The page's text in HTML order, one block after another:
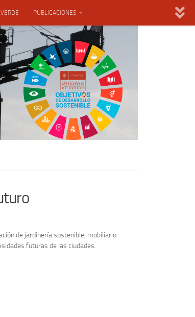
PUBLICACIONES
de jardinería sostenible, mobiliario
futuras de las ciudades.